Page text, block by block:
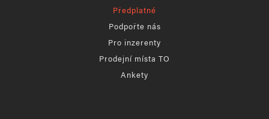
Předplatné
Podpořte nás
Pro inzerenty
Prodejní místa TO
Ankety